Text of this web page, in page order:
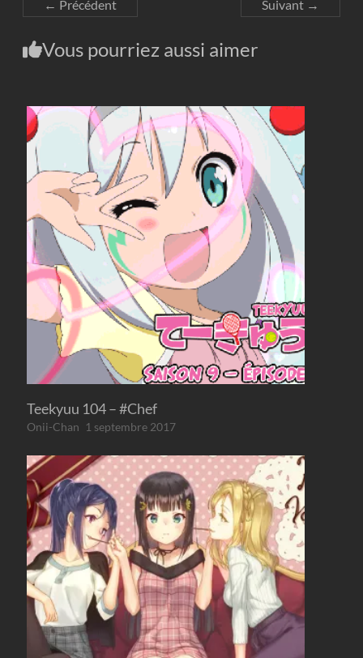
← Précédent Suivant →
Vous pourriez aussi aimer
Teekyuu 104 – #Chef
Onii-Chan 1 septembre 2017